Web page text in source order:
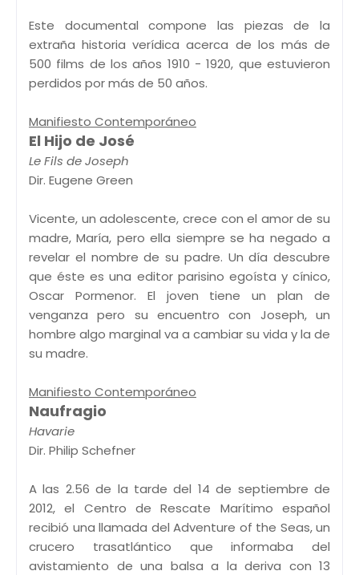
Este documental compone las piezas de la
extraña historia verídica acerca de los más de
500 films de los años 1910 - 1920, que estuvieron
perdidos por más de 50 años.
Manifiesto Contemporáneo
El Hijo de José
Le Fils de Joseph
Dir. Eugene Green
Vicente, un adolescente, crece con el amor de su
madre, María, pero ella siempre se ha negado a
revelar el nombre de su padre. Un día descubre
que éste es una editor parisino egoísta y cínico,
Oscar Pormenor. El joven tiene un plan de
venganza pero su encuentro con Joseph, un
hombre algo marginal va a cambiar su vida y la de
su madre.
Manifiesto Contemporáneo
Naufragio
Havarie
Dir. Philip Schefner
A las 2.56 de la tarde del 14 de septiembre de
2012, el Centro de Rescate Marítimo español
recibió una llamada del Adventure of the Seas, un
crucero trasatlántico que informaba del
avistamiento de una balsa a la deriva con 13